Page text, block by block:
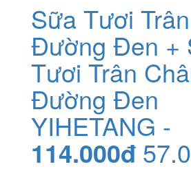
Sữa Tươi
Đường Đen +
Tươi Trân
Đường Đen
YIHETANG -
114.000đ